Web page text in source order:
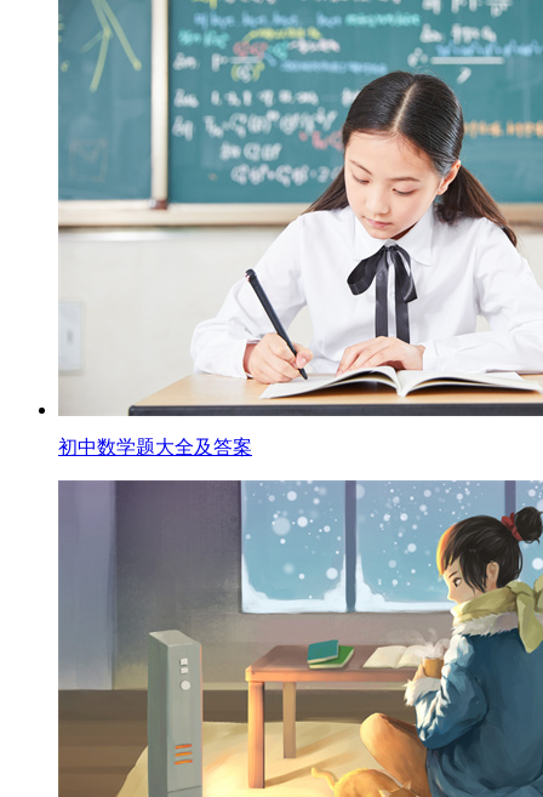
初中数学题大全及答案